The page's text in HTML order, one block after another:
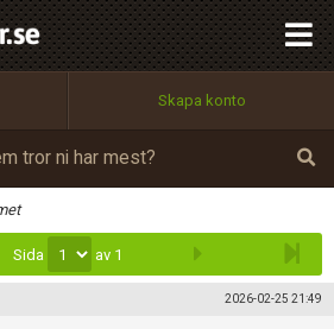
Skapa konto
tror ni har mest?
Sida av 1
2026-02-25 21:49
Infoga
Utför
100%
OK
Tillbaka till förstasidan